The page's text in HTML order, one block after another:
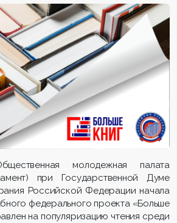
молодежная палата
при Государственной Думе
Российской Федерации начала
федерального проекта «Больше
на популяризацию чтения среди